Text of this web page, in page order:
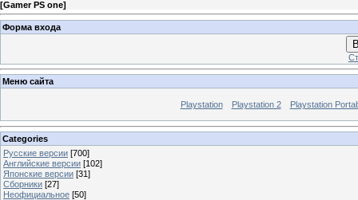
[Gamer PS one]
Форма входа
Меню сайта
Playstation Playstation 2 Playstation
Categories
Русские версии [700]
Английские версии [102]
Японские версии [31]
Сборники [27]
Неофициальное [50]